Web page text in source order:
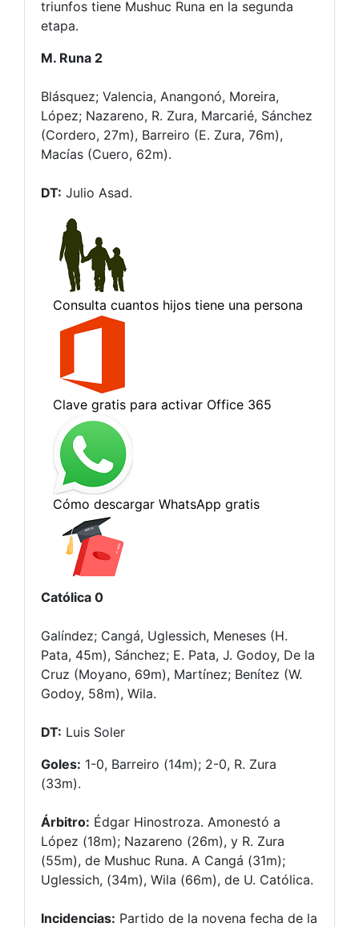
triunfos tiene Mushuc Runa en la segunda
etapa.
M. Runa 2
Blásquez; Valencia, Anangonó, Moreira,
López; Nazareno, R. Zura, Marcarié, Sánchez
(Cordero, 27m), Barreiro (E. Zura, 76m),
Macías (Cuero, 62m).
DT: Julio Asad.
Católica 0
Galíndez; Cangá, Uglessich, Meneses (H.
Pata, 45m), Sánchez; E. Pata, J. Godoy, De la
Cruz (Moyano, 69m), Martínez; Benítez (W.
Godoy, 58m), Wila.
DT: Luis Soler
Goles: 1-0, Barreiro (14m); 2-0, R. Zura
(33m).
Árbitro: Édgar Hinostroza. Amonestó a
López (18m); Nazareno (26m), y R. Zura
(55m), de Mushuc Runa. A Cangá (31m);
Uglessich, (34m), Wila (66m), de U. Católica.
Incidencias: Partido de la novena fecha de la